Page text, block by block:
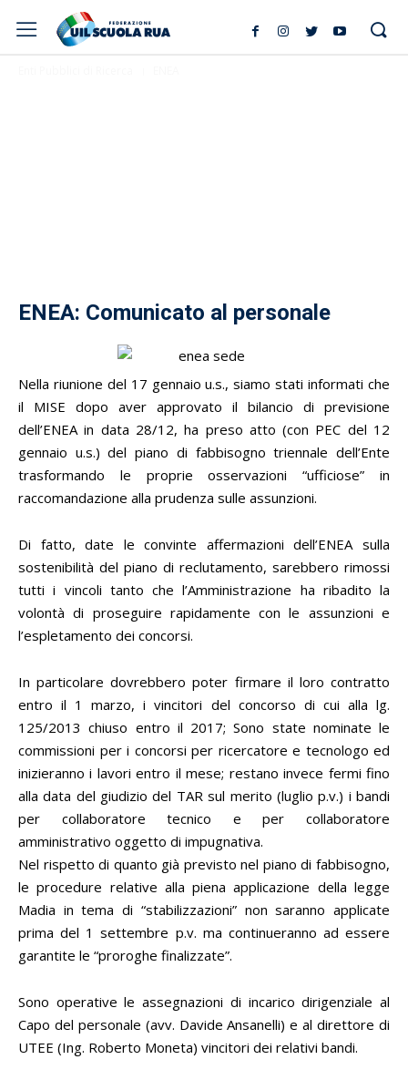
ENEA: Comunicato al personale
Nella riunione del 17 gennaio u.s., siamo stati informati che
il MISE dopo aver approvato il bilancio di previsione
dell’ENEA in data 28/12, ha preso atto (con PEC del 12
gennaio u.s.) del piano di fabbisogno triennale dell’Ente
trasformando le proprie osservazioni “ufficiose” in
raccomandazione alla prudenza sulle assunzioni.
Di fatto, date le convinte affermazioni dell’ENEA sulla
sostenibilità del piano di reclutamento, sarebbero rimossi
tutti i vincoli tanto che l’Amministrazione ha ribadito la
volontà di proseguire rapidamente con le assunzioni e
l’espletamento dei concorsi.
In particolare dovrebbero poter firmare il loro contratto
entro il 1 marzo, i vincitori del concorso di cui alla lg.
125/2013 chiuso entro il 2017; Sono state nominate le
commissioni per i concorsi per ricercatore e tecnologo ed
inizieranno i lavori entro il mese; restano invece fermi fino
alla data del giudizio del TAR sul merito (luglio p.v.) i bandi
per collaboratore tecnico e per collaboratore
amministrativo oggetto di impugnativa.
Nel rispetto di quanto già previsto nel piano di fabbisogno,
le procedure relative alla piena applicazione della legge
Madia in tema di “stabilizzazioni” non saranno applicate
prima del 1 settembre p.v. ma continueranno ad essere
garantite le “proroghe finalizzate”.
Sono operative le assegnazioni di incarico dirigenziale al
Capo del personale (avv. Davide Ansanelli) e al direttore di
UTEE (Ing. Roberto Moneta) vincitori dei relativi bandi.